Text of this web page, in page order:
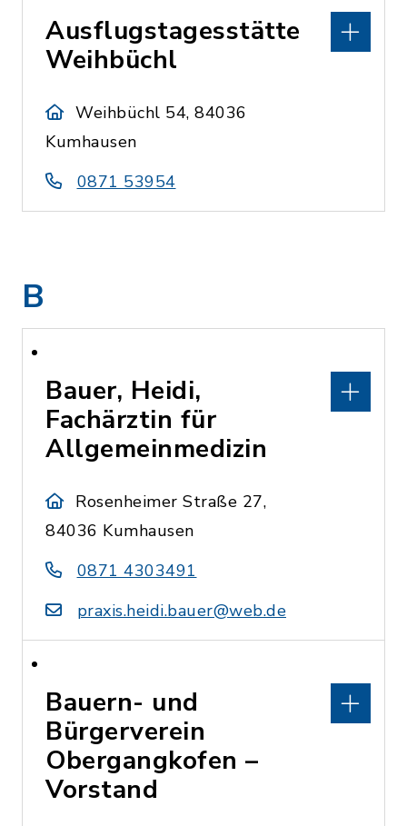
Ausflugstagesstätte
Weihbüchl
Weihbüchl 54, 84036
Kumhausen
0871 53954
B
Bauer, Heidi,
Fachärztin für
Allgemeinmedizin
Rosenheimer Straße 27,
84036 Kumhausen
0871 4303491
praxis.heidi.bauer@web.de
Bauern- und
Bürgerverein
Obergangkofen –
Vorstand